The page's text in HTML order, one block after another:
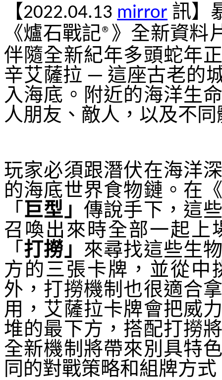
【2022.04.13 mirror 訊】
《爐石戰記® 》全新資料
伴隨全新紀年多頭蛇年
辛艾薩拉 ─ 這座古老的
入海底。附近的海洋生
人朋友、敵人，以及不
玩家必須跟潛伏在海洋
的海底世界食物鏈。在
「 巨型」 傳說手下，這
召喚出來時全部一起上
「 打撈」 來尋找這些生
方的三張卡牌，並從中
外，打撈機制也很適合
用，艾薩拉卡牌會把威
堆的最下方，搭配打撈
全新機制將帶來別具特
同的對戰策略和組牌方式